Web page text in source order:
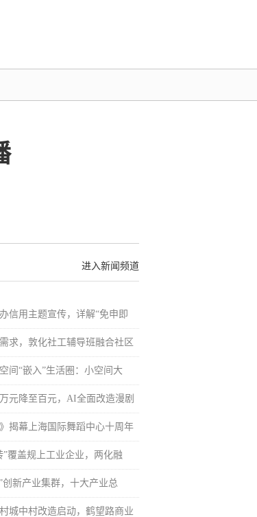
进入新闻频道
信用主题宣传，详解“免申即
求，敦化社工辅导班融合社区
间“嵌入”生活圈：小空间大
元降至百元，AI全面改造漫剧
揭幕上海国际舞蹈中心十周年
”覆盖规上工业企业，两化融
创新产业集群，十大产业总
城中村改造启动，鹤望路商业